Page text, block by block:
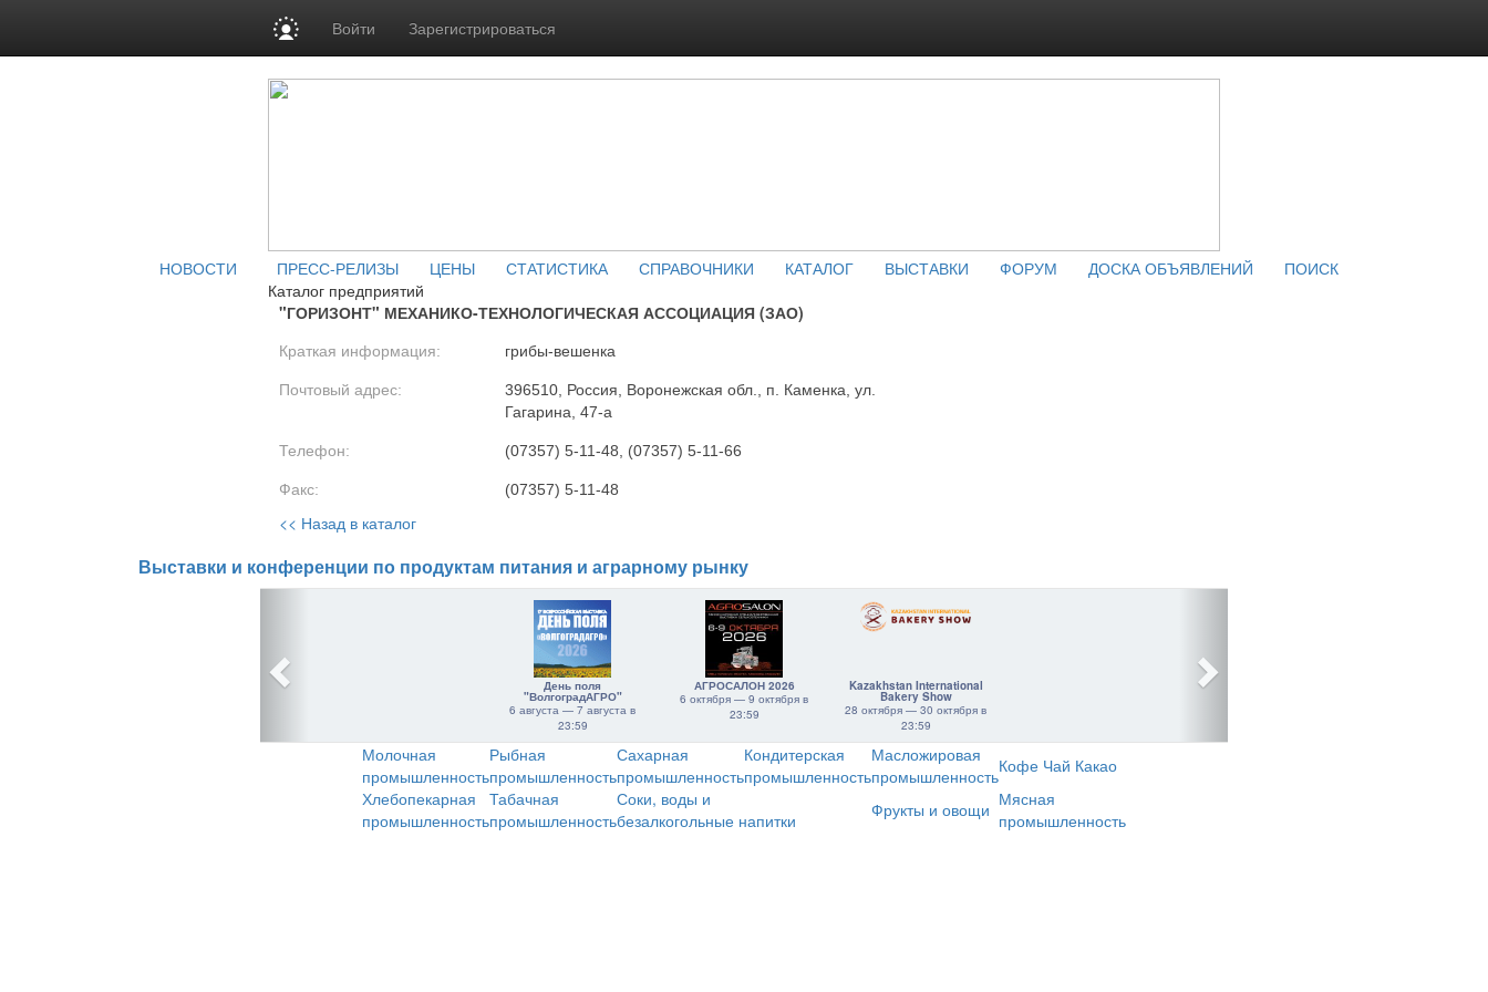
Войти Зарегистрироваться
НОВОСТИ ПРЕСС-РЕЛИЗЫ ЦЕНЫ СТАТИСТИКА СПРАВОЧНИКИ КАТАЛОГ ВЫСТАВКИ ФОРУМ ДОСКА ОБЪЯВЛЕНИЙ
ПОИСК
Каталог предприятий
"ГОРИЗОНТ" МЕХАНИКО-ТЕХНОЛОГИЧЕСКАЯ АССОЦИАЦИЯ (ЗАО)
Краткая информация: грибы-вешенка
Почтовый адрес:
396510, Россия, Воронежская обл., п. Каменка, ул.
Гагарина, 47-а
Телефон: (07357) 5-11-48, (07357) 5-11-66
Факс: (07357) 5-11-48
<< Назад в каталог
Выставки и конференции по продуктам питания и аграрному рынку
День поля
"ВолгоградАГРО"
6 августа — 7 августа в
23:59
АГРОСАЛОН 2026
6 октября — 9 октября в
23:59
Kazakhstan International
Bakery Show
28 октября — 30 октября в
23:59
Молочная
промышленность
Рыбная
промышленность
Сахарная
промышленность
Кондитерская
промышленность
Масложировая
промышленностьКофе Чай Какао
Хлебопекарная
промышленность
Табачная
промышленность
Соки, воды и
безалкогольные напитки
Фрукты и овощи Мясная
промышленность